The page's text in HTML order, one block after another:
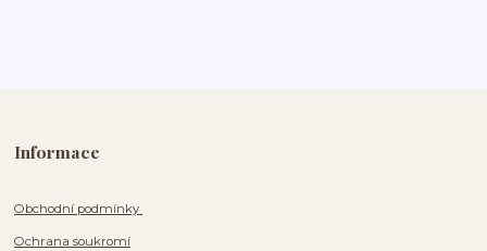
Informace
Obchodní podmínky
Ochrana soukromí